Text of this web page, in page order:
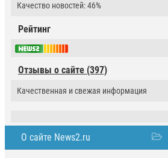
Качество новостей: 46%
Рейтинг
Отзывы о сайте (397)
Качественная и свежая информация
О сайте News2.ru